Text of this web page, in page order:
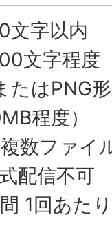
文字以内
文字程度
たはPNG
程度）
数ファイ
配信不可
1回あた